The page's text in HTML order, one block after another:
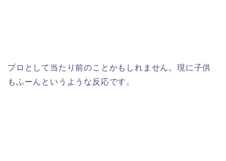
プロとして当たり前のことかもしれません。現に子供
もふーんというような反応です。